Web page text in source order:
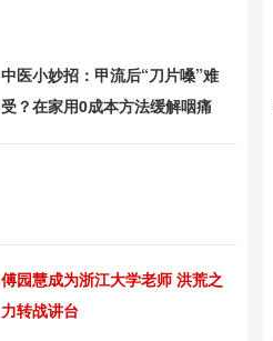
中医小妙招：甲流后“刀片嗓”难
受？在家用0成本方法缓解咽痛
傅园慧成为浙江大学老师 洪荒之
力转战讲台